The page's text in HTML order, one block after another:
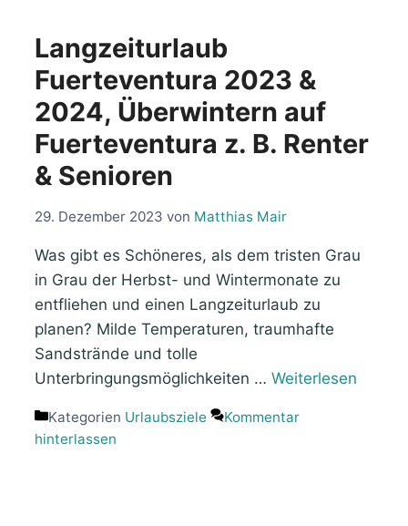
Langzeiturlaub
Fuerteventura 2023 &
2024, Überwintern auf
Fuerteventura z. B. Renter
& Senioren
29. Dezember 2023 von Matthias Mair
Was gibt es Schöneres, als dem tristen Grau
in Grau der Herbst- und Wintermonate zu
entfliehen und einen Langzeiturlaub zu
planen? Milde Temperaturen, traumhafte
Sandstrände und tolle
Unterbringungsmöglichkeiten … Weiterlesen
Kategorien Urlaubsziele
Kommentar
hinterlassen